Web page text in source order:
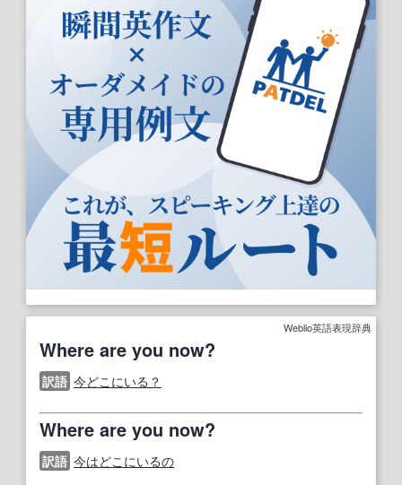
Weblio英語表現辞典
Where are you now?
訳語 今どこにいる？
Where are you now?
訳語 今はどこにいるの